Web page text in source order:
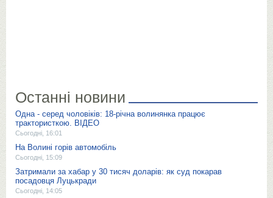
Останні новини
Одна - серед чоловіків: 18-річна волинянка працює
трактористкою. ВІДЕО
Сьогодні, 16:01
На Волині горів автомобіль
Сьогодні, 15:09
Затримали за хабар у 30 тисяч доларів: як суд покарав
посадовця Луцькради
Сьогодні, 14:05